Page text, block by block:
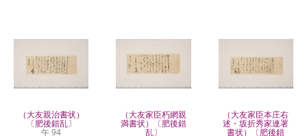
（大友親治書状）
〔肥後錯乱〕
午 94
（大友家臣朽網親
満書状）〔肥後錯
乱〕
（大友家臣本庄右
述・坂折秀家連署
書状）〔肥後錯